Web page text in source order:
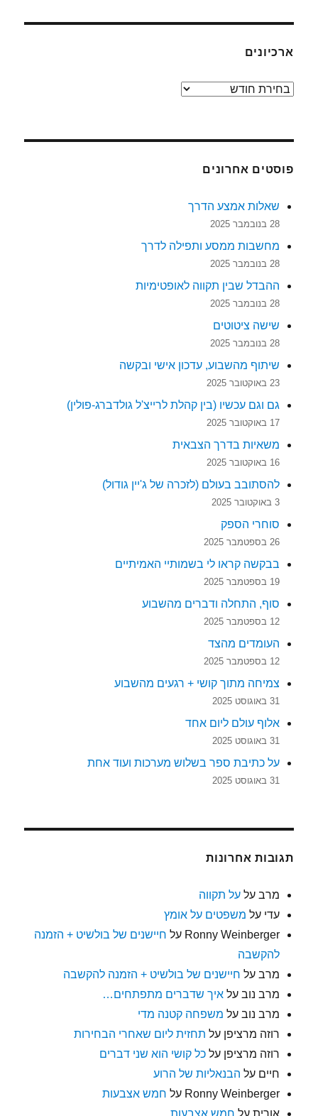
ארכיונים
ארכיונים
פוסטים אחרונים
שאלות אמצע הדרך
28 בנובמבר 2025
מחשבות ממסע ותפילה לדרך
28 בנובמבר 2025
ההבדל שבין תקווה לאופטימיות
28 בנובמבר 2025
שישה ציטוטים
28 בנובמבר 2025
שיתוף מהשבוע, עדכון אישי ובקשה
23 באוקטובר 2025
גם וגם עכשיו (בין קהלת לרייצ'ל גולדברג-פולין)
17 באוקטובר 2025
משאיות בדרך הצבאית
16 באוקטובר 2025
להסתובב בעולם (לזכרה של ג'יין גודול)
3 באוקטובר 2025
סוחרי הספק
26 בספטמבר 2025
בבקשה קראו לי בשמותיי האמיתיים
19 בספטמבר 2025
סוף, התחלה ודברים מהשבוע
12 בספטמבר 2025
העומדים מהצד
12 בספטמבר 2025
צמיחה מתוך קושי + רגעים מהשבוע
31 באוגוסט 2025
אלוף עולם ליום אחד
31 באוגוסט 2025
על כתיבת ספר בשלוש מערכות ועוד אחת
31 באוגוסט 2025
תגובות אחרונות
מרב עלעל תקווה
עדי על משפטים על אומץ
Ronny Weinberger על חיישנים של בולשיט + הזמנה
להקשבה
מרב על חיישנים של בולשיט + הזמנה להקשבה
מרב נוב עלאיך שדברים מתפתחים…
מרב נוב על משפחה קטנה מדי
רוזה מרציפן על תחזית ליום שאחרי הבחירות
רוזה מרציפן עלכל קושי הוא שני דברים
חיים על הבנאליות של הרוע
Ronny Weinberger על חמש אצבעות
אורית על חמש אצבעות